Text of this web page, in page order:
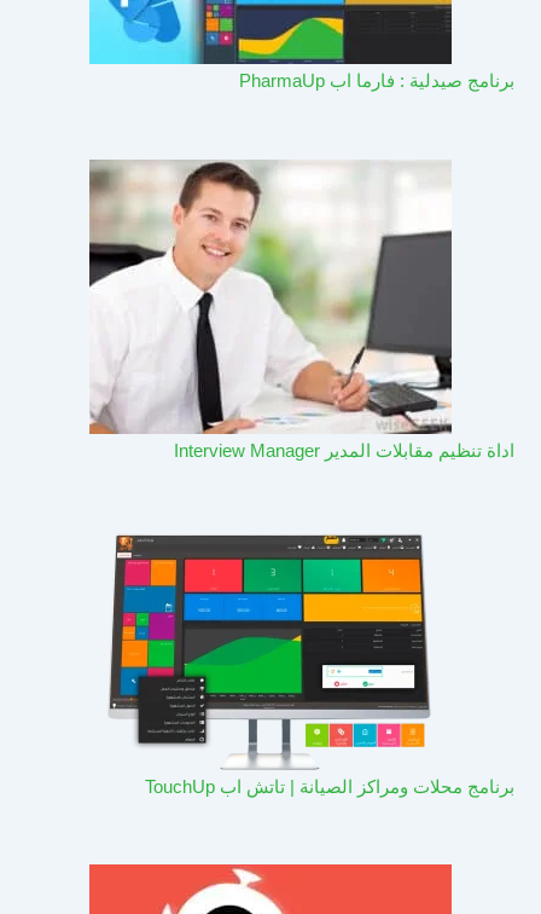
برنامج صيدلية : فارما اب PharmaUp​
اداة تنظيم مقابلات المدير Interview Manager
برنامج محلات ومراكز الصيانة | تاتش اب TouchUp